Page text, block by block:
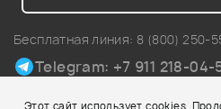
Этот сайт использует cookies.
Бесплатная линия: 8 (800) 250-
Telegram: +7 911 218-04-